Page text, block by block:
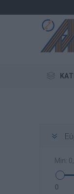
Min:
0